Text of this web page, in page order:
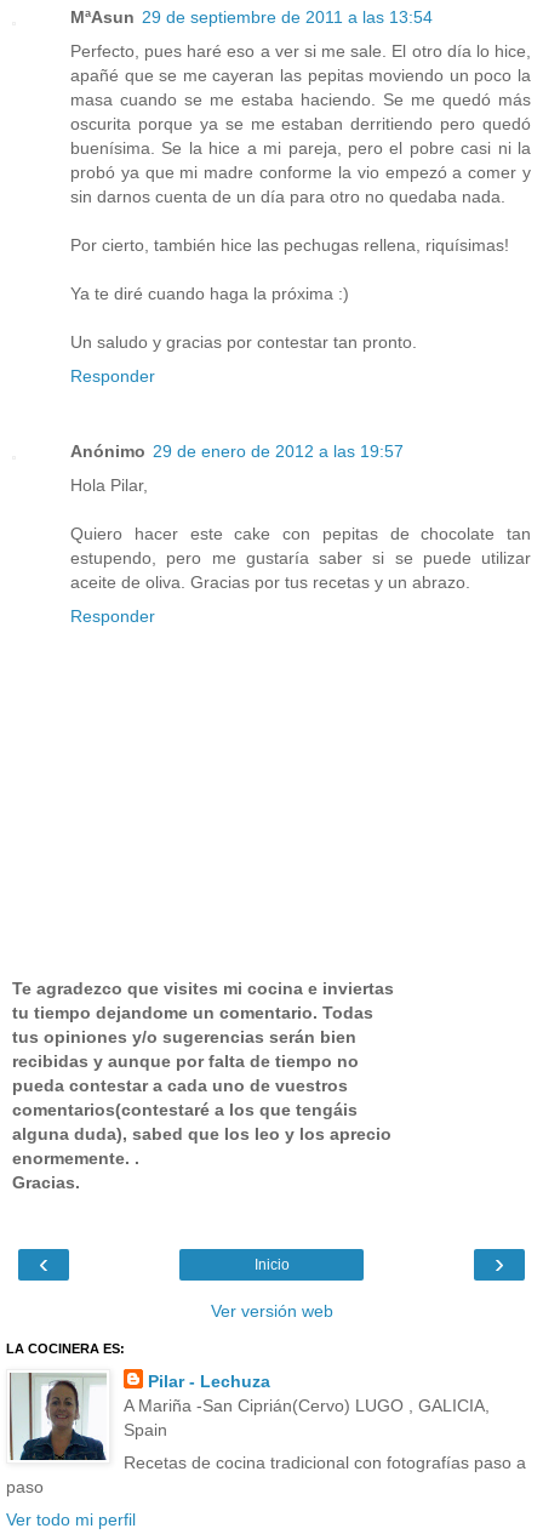
MªAsun 29 de septiembre de 2011 a las 13:54
Perfecto, pues haré eso a ver si me sale. El otro día lo hice,
apañé que se me cayeran las pepitas moviendo un poco la
masa cuando se me estaba haciendo. Se me quedó más
oscurita porque ya se me estaban derritiendo pero quedó
buenísima. Se la hice a mi pareja, pero el pobre casi ni la
probó ya que mi madre conforme la vio empezó a comer y
sin darnos cuenta de un día para otro no quedaba nada.
Por cierto, también hice las pechugas rellena, riquísimas!
Ya te diré cuando haga la próxima :)
Un saludo y gracias por contestar tan pronto.
Responder
Anónimo 29 de enero de 2012 a las 19:57
Hola Pilar,
Quiero hacer este cake con pepitas de chocolate tan
estupendo, pero me gustaría saber si se puede utilizar
aceite de oliva. Gracias por tus recetas y un abrazo.
Responder
Te agradezco que visites mi cocina e inviertas
tu tiempo dejandome un comentario. Todas
tus opiniones y/o sugerencias serán bien
recibidas y aunque por falta de tiempo no
pueda contestar a cada uno de vuestros
comentarios(contestaré a los que tengáis
alguna duda), sabed que los leo y los aprecio
enormemente. .
Gracias.
‹ ›
Inicio
Ver versión web
LA COCINERA ES:
Pilar - Lechuza
A Mariña -San Ciprián(Cervo) LUGO , GALICIA,
Spain
Recetas de cocina tradicional con fotografías paso a
paso
Ver todo mi perfil